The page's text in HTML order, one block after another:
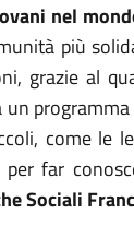
nel
più
grazie al
come le
far
Sociali